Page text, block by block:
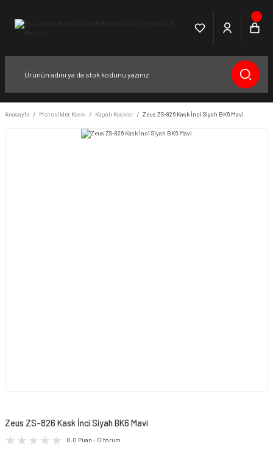
Anasayfa Motosiklet Kaskı Kapalı Kasklar Zeus ZS-826 Kask İnci Siyah BK6 Mavi
Zeus ZS-826 Kask İnci Siyah BK6 Mavi
0.0 Puan - 0 Yorum